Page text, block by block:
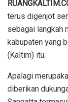
terus digenjot
sebagai langkah
kabupaten yang
(Kaltim) itu.
Apalagi
diberikan